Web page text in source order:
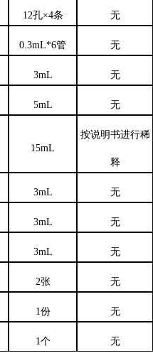
12孔×4条 无
0.3mL*6管 无
3mL 无
5mL 无
15mL
按说明书进行稀
释
3mL 无
3mL 无
3mL 无
2张 无
1份 无
1个 无